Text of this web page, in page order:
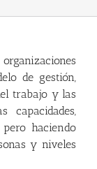
de gestión,
trabajo y las
capacidades,
haciendo
y niveles